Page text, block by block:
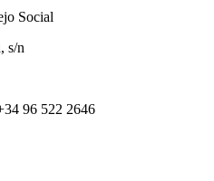
Social
s/n
96 522 2646